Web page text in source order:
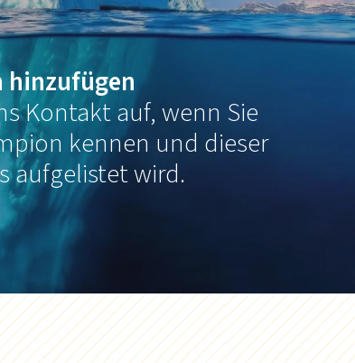
hinzufügen
Kontakt auf, wenn Sie
kennen und dieser
aufgelistet wird.